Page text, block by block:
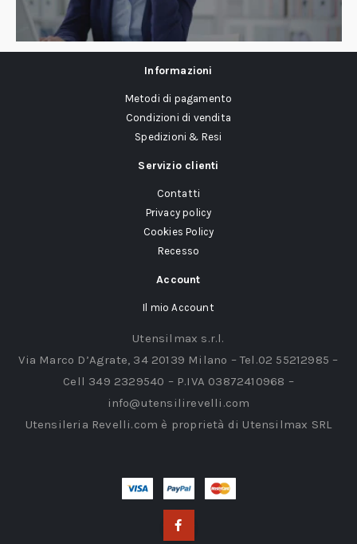
Informazioni
Metodi di pagamento
Condizioni di vendita
Spedizioni & Resi
Servizio clienti
Contatti
Privacy policy
Cookies Policy
Recesso
Account
Il mio Account
Utensilmax s.r.l.
Via Marco D’Agrate, 34 20139 Milano – Tel.02 55212985 –
Cell 349 2329540 – P.IVA 03872410968 –
info@utensilirevelli.com
Utensileria Revelli.com è proprietà di Utensilmax SRL